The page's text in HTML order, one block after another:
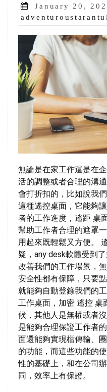
Posted
on
January 20,
無論是在家工作還是在
活的調整或者合理的溝
會打折扣的，比如說我
這種遙控桌面，它能夠
者的工作進度，遙距 桌
幫助工作者合理的遮罩
用起來既輕鬆又方便。
疑，any desk軟體受到
改善我們的工作場景，
安全性都有保障，只要
就能夠自動登錄我們的
工作桌面，加密 遙控 桌
候，其他人是無權或者
是能夠合理保證工作者
面還能夠實現檔傳輸、
的功能，而這些功能的
性的基礎上，和在公司
同，效率上有保證。